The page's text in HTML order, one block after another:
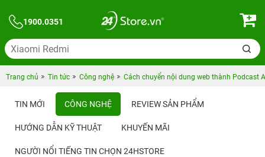
1900.0351
Trang chủ Tin tức Công nghệ Cách chuyển nội dung web thành Podcast
TIN MỚI CÔNG NGHỆ REVIEW SẢN PHẨM
HƯỚNG DẪN KỸ THUẬT KHUYẾN MÃI
NGƯỜI NỔI TIẾNG TIN CHỌN 24HSTORE